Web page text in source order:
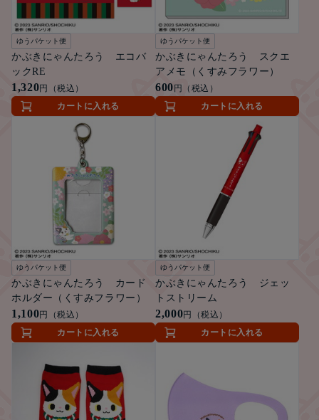
ゆうパケット便
かぶきにゃんたろう エコバ
ックRE
1,320円（税込）
カートに入れる
ゆうパケット便
かぶきにゃんたろう スクエ
アメモ（くすみフラワー）
600 円（税込）
カートに入れる
ゆうパケット便
かぶきにゃんたろう カード
ホルダー（くすみフラワー）
1,100円（税込）
カートに入れる
ゆうパケット便
かぶきにゃんたろう ジェッ
トストリーム
2,000円（税込）
カートに入れる